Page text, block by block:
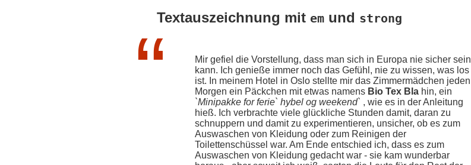
Textauszeichnung mit em und strong
Mir gefiel die Vorstellung, dass man sich in Europa nie sicher sein
kann. Ich genieße immer noch das Gefühl, nie zu wissen, was los
ist. In meinem Hotel in Oslo stellte mir das Zimmermädchen jeden
Morgen ein Päckchen mit etwas namens Bio Tex Bla hin, ein
`Minipakke for ferie` hybel og weekend` , wie es in der Anleitung
hieß. Ich verbrachte viele glückliche Stunden damit, daran zu
schnuppern und damit zu experimentieren, unsicher, ob es zum
Auswaschen von Kleidung oder zum Reinigen der
Toilettenschüssel war. Am Ende entschied ich, dass es zum
Auswaschen von Kleidung gedacht war - sie kam wunderbar